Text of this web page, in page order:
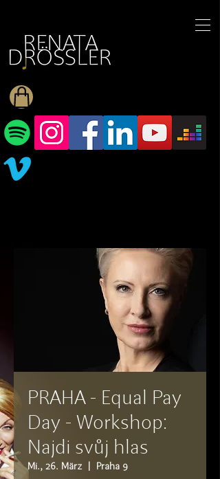
PRAHA - Equal Pay
Day - Workshop:
Najdi svůj hlas
Mi., 26. März Praha 9